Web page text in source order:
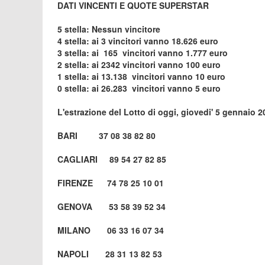
DATI VINCENTI E QUOTE SUPERSTAR
5 stella: Nessun vincitore
4 stella: ai 3 vincitori vanno 18.626 euro
3 stella: ai 165 vincitori vanno 1.777 euro
2 stella: ai 2342 vincitori vanno 100 euro
1 stella: ai 13.138 vincitori vanno 10 euro
0 stella: ai 26.283 vincitori vanno 5 euro
L'estrazione del Lotto di oggi, giovedi' 5 gennaio
BARI 37 08 38 82 80
CAGLIARI 89 54 27 82 85
FIRENZE 74 78 25 10 01
GENOVA 53 58 39 52 34
MILANO 06 33 16 07 34
NAPOLI 28 31 13 82 53